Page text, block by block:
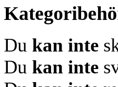
Du kan inte
Du kan inte